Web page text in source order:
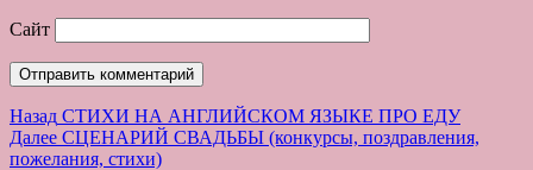
Сайт
Навигация
по
Назад Предыдущая
запись:
СТИХИ НА АНГЛИЙСКОМ ЯЗЫКЕ ПРО ЕДУ
Далее Следующая
запись:
СЦЕНАРИЙ СВАДЬБЫ (конкурсы, поздравления,
пожелания, стихи)